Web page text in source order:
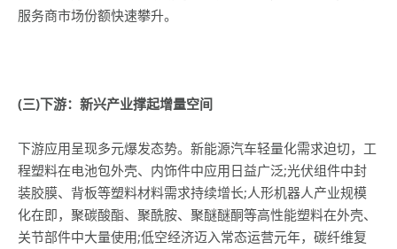
服务商市场份额快速攀升。
(三)下游：新兴产业撑起增量空间
下游应用呈现多元爆发态势。新能源汽车轻量化需求迫切，工
程塑料在电池包外壳、内饰件中应用日益广泛;光伏组件中封
装胶膜、背板等塑料材料需求持续增长;人形机器人产业规模
化在即，聚碳酸酯、聚酰胺、聚醚醚酮等高性能塑料在外壳、
关节部件中大量使用;低空经济迈入常态运营元年，碳纤维复